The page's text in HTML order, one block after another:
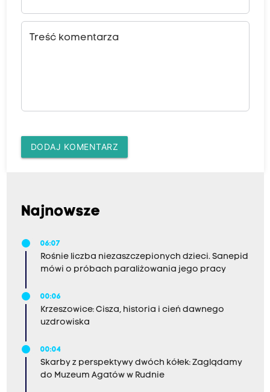
Treść komentarza
DODAJ KOMENTARZ
Najnowsze
06:07
Rośnie liczba niezaszczepionych dzieci. Sanepid
mówi o próbach paraliżowania jego pracy
00:06
Krzeszowice: Cisza, historia i cień dawnego
uzdrowiska
00:04
Skarby z perspektywy dwóch kółek: Zaglądamy
do Muzeum Agatów w Rudnie